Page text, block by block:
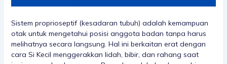
Sistem proprioseptif (kesadaran tubuh) adalah kemampuan
otak untuk mengetahui posisi anggota badan tanpa harus
melihatnya secara langsung. Hal ini berkaitan erat dengan
cara Si Kecil menggerakkan lidah, bibir, dan rahang saat